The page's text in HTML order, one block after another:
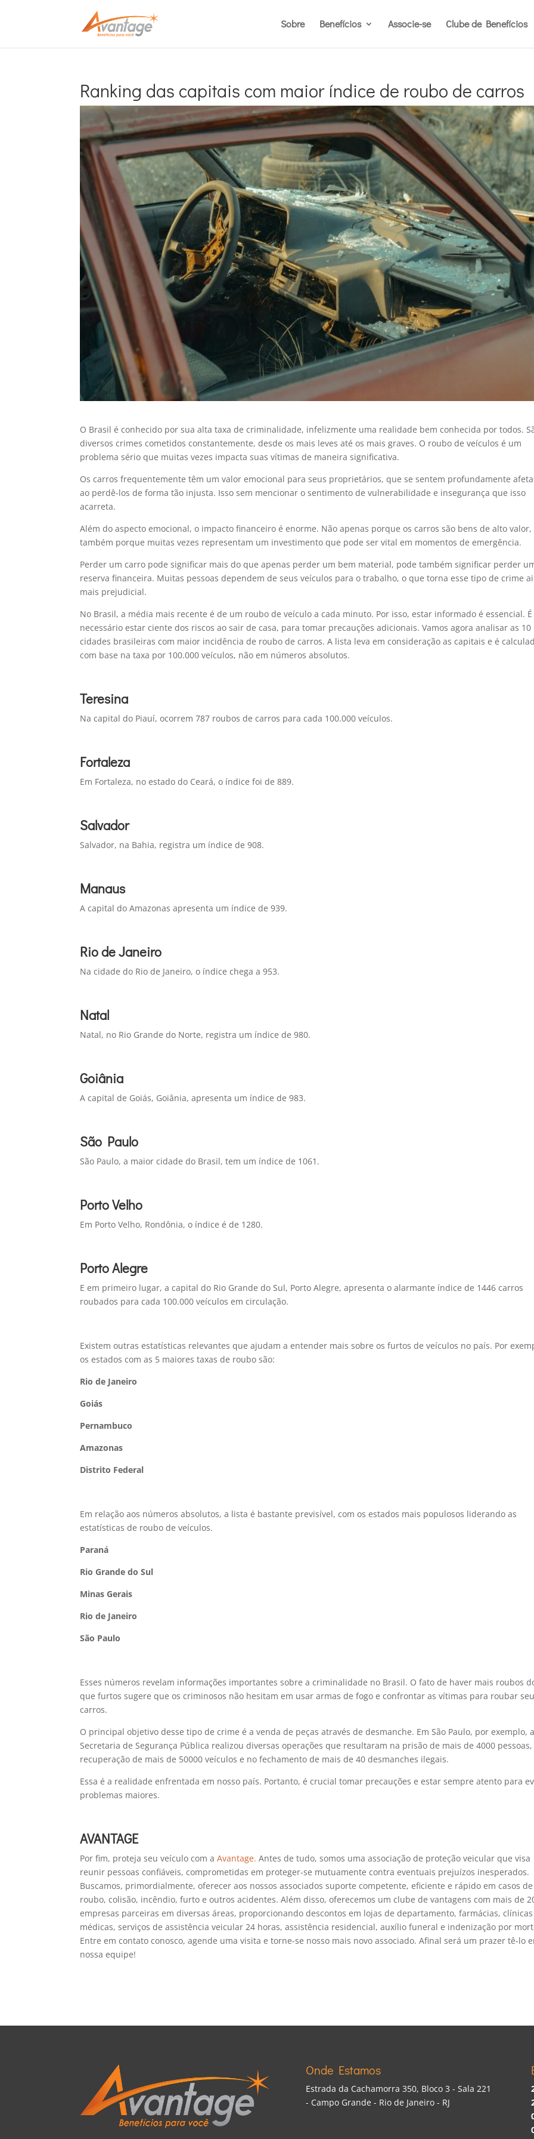
Sobre Benefícios Associe-se Clube de Benefícios
Ranking das capitais com maior índice de roubo de carros
O Brasil é conhecido por sua alta taxa de criminalidade, infelizmente uma realidade bem conhecida por todos.
diversos crimes cometidos constantemente, desde os mais leves até os mais graves. O roubo de veículos é um
problema sério que muitas vezes impacta suas vítimas de maneira significativa.
Os carros frequentemente têm um valor emocional para seus proprietários, que se sentem profundamente
ao perdê-los de forma tão injusta. Isso sem mencionar o sentimento de vulnerabilidade e insegurança que isso
acarreta.
Além do aspecto emocional, o impacto financeiro é enorme. Não apenas porque os carros são bens de alto valor,
também porque muitas vezes representam um investimento que pode ser vital em momentos de emergência.
Perder um carro pode significar mais do que apenas perder um bem material, pode também significar perder
reserva financeira. Muitas pessoas dependem de seus veículos para o trabalho, o que torna esse tipo de crime
mais prejudicial.
No Brasil, a média mais recente é de um roubo de veículo a cada minuto. Por isso, estar informado é essencial. É
necessário estar ciente dos riscos ao sair de casa, para tomar precauções adicionais. Vamos agora analisar as 10
cidades brasileiras com maior incidência de roubo de carros. A lista leva em consideração as capitais e é
com base na taxa por 100.000 veículos, não em números absolutos.
Teresina
Na capital do Piauí, ocorrem 787 roubos de carros para cada 100.000 veículos.
Fortaleza
Em Fortaleza, no estado do Ceará, o índice foi de 889.
Salvador
Salvador, na Bahia, registra um índice de 908.
Manaus
A capital do Amazonas apresenta um índice de 939.
Rio de Janeiro
Na cidade do Rio de Janeiro, o índice chega a 953.
Natal
Natal, no Rio Grande do Norte, registra um índice de 980.
Goiânia
A capital de Goiás, Goiânia, apresenta um índice de 983.
São Paulo
São Paulo, a maior cidade do Brasil, tem um índice de 1061.
Porto Velho
Em Porto Velho, Rondônia, o índice é de 1280.
Porto Alegre
E em primeiro lugar, a capital do Rio Grande do Sul, Porto Alegre, apresenta o alarmante índice de 1446 carros
roubados para cada 100.000 veículos em circulação.
Existem outras estatísticas relevantes que ajudam a entender mais sobre os furtos de veículos no país. Por
os estados com as 5 maiores taxas de roubo são:
Rio de Janeiro
Goiás
Pernambuco
Amazonas
Distrito Federal
Em relação aos números absolutos, a lista é bastante previsível, com os estados mais populosos liderando as
estatísticas de roubo de veículos.
Paraná
Rio Grande do Sul
Minas Gerais
Rio de Janeiro
São Paulo
Esses números revelam informações importantes sobre a criminalidade no Brasil. O fato de haver mais roubos
que furtos sugere que os criminosos não hesitam em usar armas de fogo e confrontar as vítimas para roubar
carros.
O principal objetivo desse tipo de crime é a venda de peças através de desmanche. Em São Paulo, por exemplo,
Secretaria de Segurança Pública realizou diversas operações que resultaram na prisão de mais de 4000
recuperação de mais de 50000 veículos e no fechamento de mais de 40 desmanches ilegais.
Essa é a realidade enfrentada em nosso país. Portanto, é crucial tomar precauções e estar sempre atento para
problemas maiores.
AVANTAGE
Por fim, proteja seu veículo com aAvantage. Antes de tudo, somos uma associação de proteção veicular que visa
reunir pessoas confiáveis, comprometidas em proteger-se mutuamente contra eventuais prejuízos inesperados.
Buscamos, primordialmente, oferecer aos nossos associados suporte competente, eficiente e rápido em casos de
roubo, colisão, incêndio, furto e outros acidentes. Além disso, oferecemos um clube de vantagens com mais de
empresas parceiras em diversas áreas, proporcionando descontos em lojas de departamento, farmácias, clínicas
médicas, serviços de assistência veicular 24 horas, assistência residencial, auxílio funeral e indenização por
Entre em contato conosco, agende uma visita e torne-se nosso mais novo associado. Afinal será um prazer tê-lo
nossa equipe!
Onde Estamos
Estrada da Cachamorra 350, Bloco 3 - Sala 221
- Campo Grande - Rio de Janeiro - RJ